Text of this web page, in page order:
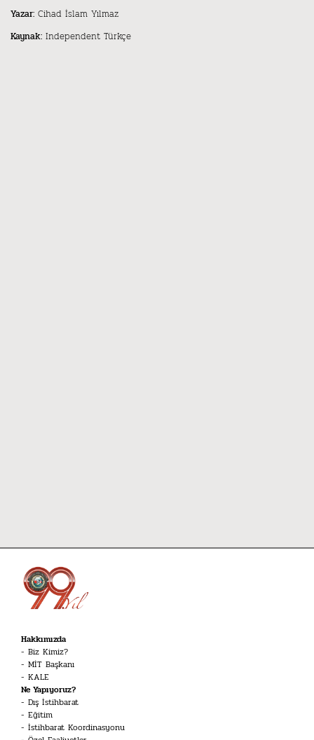
Yazar: Cihad İslam Yılmaz
Kaynak: Independent Türkçe
Hakkımızda
Biz Kimiz?
MİT Başkanı
KALE
Ne Yapıyoruz?
Dış İstihbarat
Eğitim
İstihbarat Koordinasyonu